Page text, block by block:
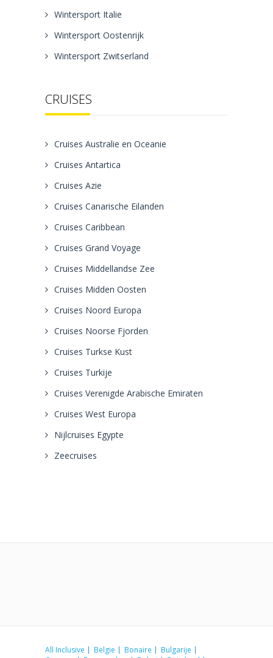
Wintersport Italie
Wintersport Oostenrijk
Wintersport Zwitserland
CRUISES
Cruises Australie en Oceanie
Cruises Antartica
Cruises Azie
Cruises Canarische Eilanden
Cruises Caribbean
Cruises Grand Voyage
Cruises Middellandse Zee
Cruises Midden Oosten
Cruises Noord Europa
Cruises Noorse Fjorden
Cruises Turkse Kust
Cruises Turkije
Cruises Verenigde Arabische Emiraten
Cruises West Europa
Nijlcruises Egypte
Zeecruises
All Inclusive Belgie Bonaire
Bulgarije